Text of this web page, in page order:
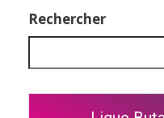
Rechercher